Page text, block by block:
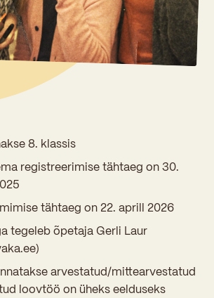
ja arvestused
ülekandmine
Aastatöö
Olümpiaadid
projektid
Töötajad
Vilistlased
Medalid
ja õppenõukogu
Dokumendid
Õppemaks
Raamatukogu
Huvitegevus
Sisseastumiskatsed
Miks Sütevaka?
Stipendiumid
In English
Videod
8. klassis
registreerimise tähtaeg on 30.
tähtaeg on 22. aprill 2026
tegeleb õpetaja Gerli Laur
arvestatud/mittearvestatud
loovtöö on üheks eelduseks